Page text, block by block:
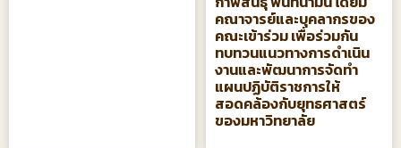
คณาจารย์และบุคลากรของ
คณะเข้าร่วม เพื่อร่วมกัน
ทบทวนแนวทางการดำเนิน
งานและพัฒนาการจัดทำ
แผนปฏิบัติราชการให้
สอดคล้องกับยุทธศาสตร์
ของมหาวิทยาลัย